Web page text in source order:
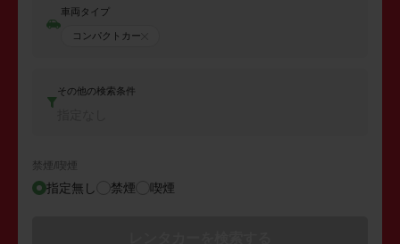
車両タイプ
コンパクトカー
その他の検索条件
禁煙/喫煙
指定無し 禁煙 喫煙